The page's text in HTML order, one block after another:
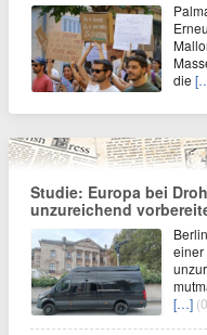
die
Studie: Europa bei
unzureichend
einer
[…]